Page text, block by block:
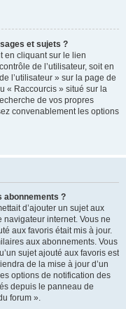
et sujets ?
en cliquant sur le lien
de l’utilisateur, soit en
l’utilisateur » sur la page de
« Raccourcis » situé sur la
de vos propres
convenablement les options
abonnements ?
d’ajouter un sujet aux
internet. Vous ne
aux favoris était mis à jour.
aux abonnements. Vous
sujet ajouté aux favoris est
de la mise à jour d’un
options de notification des
depuis le panneau de
forum ».